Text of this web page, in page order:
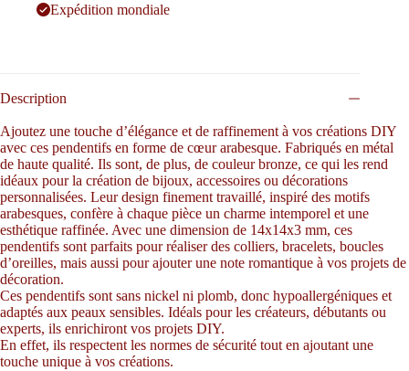
Expédition mondiale
Description
Ajoutez une touche d’élégance et de raffinement à vos créations DIY
avec ces pendentifs en forme de cœur arabesque. Fabriqués en métal
de haute qualité. Ils sont, de plus, de couleur bronze, ce qui les rend
idéaux pour la création de bijoux, accessoires ou décorations
personnalisées. Leur design finement travaillé, inspiré des motifs
arabesques, confère à chaque pièce un charme intemporel et une
esthétique raffinée. Avec une dimension de 14x14x3 mm, ces
pendentifs sont parfaits pour réaliser des colliers, bracelets, boucles
d’oreilles, mais aussi pour ajouter une note romantique à vos projets de
décoration.
Ces pendentifs sont sans nickel ni plomb, donc hypoallergéniques et
adaptés aux peaux sensibles. Idéals pour les créateurs, débutants ou
experts, ils enrichiront vos projets DIY.
En effet, ils respectent les normes de sécurité tout en ajoutant une
touche unique à vos créations.